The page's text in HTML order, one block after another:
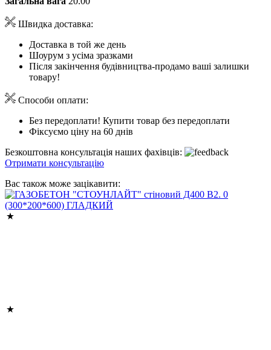
Швидка доставка:
Доставка в той же день
Шоурум з усіма зразками
Після закінчення будівництва-продамо ваші залишки
товару!
Способи оплати:
Без передоплати! Купити товар без передоплати
Фіксуємо ціну на 60 днів
Безкоштовна консультація наших фахівців:
Отримати консультацію
Вас також може зацікавити: